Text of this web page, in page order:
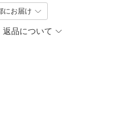
にお届け
返品について